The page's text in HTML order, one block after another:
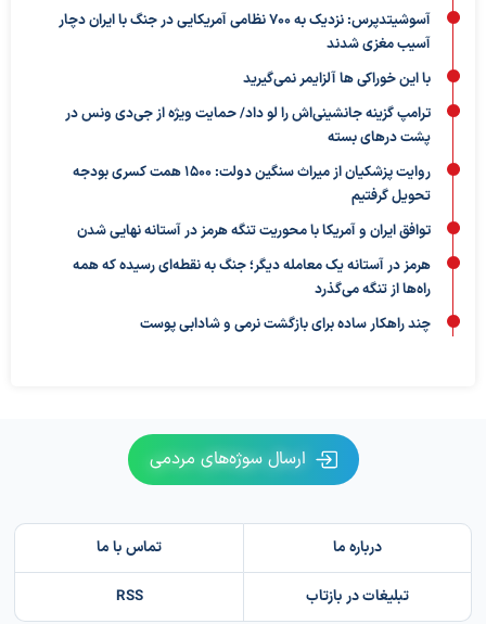
آسوشیتدپرس: نزدیک به ۷۰۰ نظامی آمریکایی در جنگ با ایران دچار
آسیب مغزی شدند
با این خوراکی ها آلزایمر نمی‌گیرید
ترامپ گزینه جانشینی‌اش را لو داد/ حمایت ویژه از جی‌دی ونس در
پشت درهای بسته
روایت پزشکیان از میراث سنگین دولت: ۱۵۰۰ همت کسری بودجه
تحویل گرفتیم
توافق ایران و آمریکا با محوریت تنگه هرمز در آستانه نهایی شدن
هرمز در آستانه یک معامله دیگر؛ جنگ به نقطه‌ای رسیده که همه
راه‌ها از تنگه می‌گذرد
چند راهکار ساده برای بازگشت نرمی و شادابی پوست
ارسال سوژه‌های مردمی
درباره ما تماس با ما
تبلیغات در بازتاب RSS